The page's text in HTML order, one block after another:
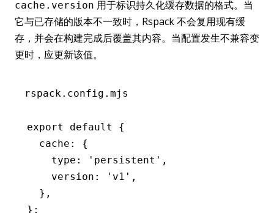
cache.version 用于标识持久化缓存数据的格式。当
它与已存储的版本不一致时，Rspack 不会复用现有缓
存，并会在构建完成后覆盖其内容。当配置发生不兼容变
更时，应更新该值。
rspack.config.mjs
export default
{
  cache
:
{
    type
: 'persistent' ,
    version
: 'v1' ,
  }
,
};